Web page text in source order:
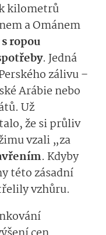
kilometrů
a Ománem
ropou
. Jedná
zálivu –
Arábie nebo
Už
že si průliv
vzali „za
. Kdyby
této zásadní
vzhůru.